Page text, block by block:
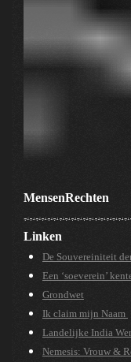
MensenRechten
Linken
De Souvereiniteit
Een ‘soeverein’
Grondwet
Ik claim mijn Naam
Landelijke India
Nemesis: Vrouw &